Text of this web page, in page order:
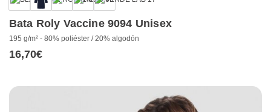
Bata Roly Vaccine 9094 Unisex
195 g/m² - 80% poliéster / 20% algodón
16,70€